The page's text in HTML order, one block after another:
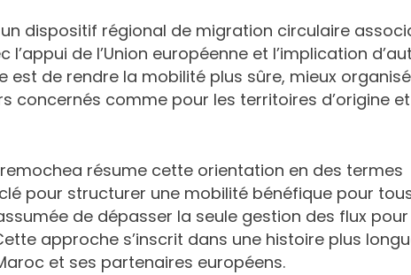
dispositif régional de migration circulaire
l’appui de l’Union européenne et l’implication
est de rendre la mobilité plus sûre, mieux
concernés comme pour les territoires d’origine et
résume cette orientation en des termes
pour structurer une mobilité bénéfique pour tous
de dépasser la seule gestion des flux pour
approche s’inscrit dans une histoire plus
et ses partenaires européens.